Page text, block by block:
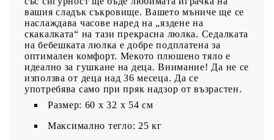
вашия сладък съкровище. Вашето мъниче ще се
наслаждава часове наред на „яздене на
скакалката“ на тази прекрасна люлка. Седалката
на бебешката люлка е добре подплатена за
оптимален комфорт. Мекото плюшено тяло е
идеално за гушкане на деца. Внимание! Да не се
използва от деца над 36 месеца. Да се
употребява само при пряк надзор от възрастен.
Размер: 60 x 32 x 54 см
Максимално тегло: 25 кг